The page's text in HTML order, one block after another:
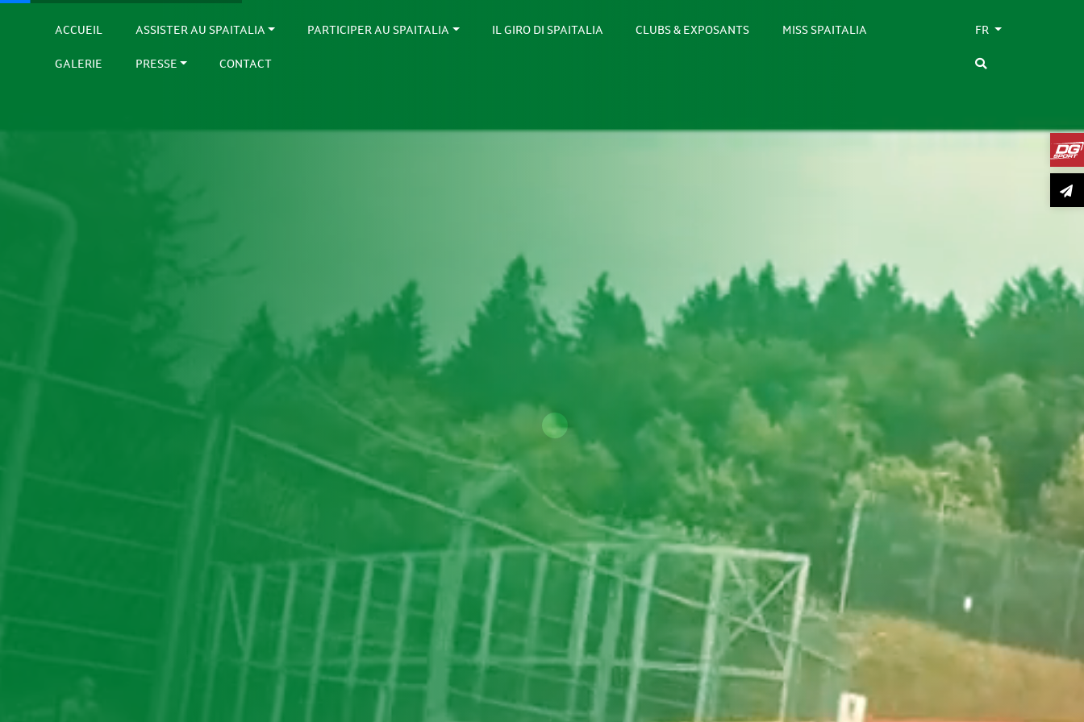
ACCUEIL ASSISTER AU SPAITALIA PARTICIPER AU SPAITALIA IL GIRO DI SPAITALIA CLUBS & EXPOSANTS MISS SPAITALIA
GALERIE PRESSE CONTACT
FR